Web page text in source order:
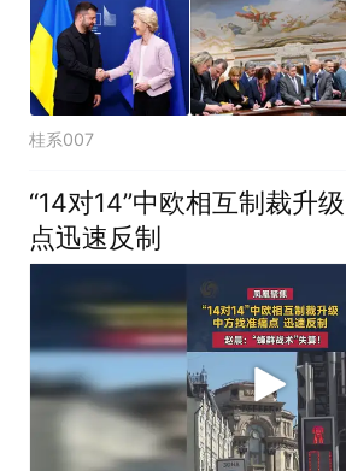
桂系007
“14对14”中欧相互制裁升
点迅速反制